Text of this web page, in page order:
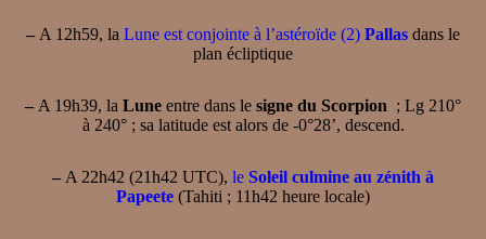
– A 12h59, la Lune est conjointe à l’astéroïde (2) Pallas dans le
plan écliptique
– A 19h39, la Lune entre dans le signe du Scorpion ; Lg 210°
à 240° ; sa latitude est alors de -0°28’, descend.
– A 22h42 (21h42 UTC), le Soleil culmine au zénith à
Papeete (Tahiti ; 11h42 heure locale)